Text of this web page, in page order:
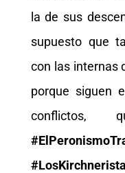
la de sus
supuesto que
con las internas
porque siguen
conflictos,